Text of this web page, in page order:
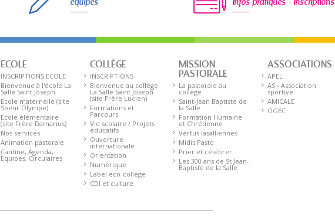
ECOLE
INSCRIPTIONS ECOLE
Bienvenue à l'école La
Salle Saint Joseph
Ecole maternelle (site
Soeur Olympe)
Ecole élémentaire
(site Frère Damarius)
Nos services
Animation pastorale
Cantine, Agenda,
Equipes, Circulaires
COLLÈGE
INSCRIPTIONS
Bienvenue au collège
La Salle Saint Joseph
(site Frère Lucien)
Formations et
Parcours
Vie scolaire / Projets
éducatifs
Ouverture
internationale
Orientation
Numérique
Label éco-collège
CDI et culture
MISSION
PASTORALE
La pastorale au
collège
Saint-Jean Baptiste de
la Salle
Formation Humaine
et Chrétienne
Vertus lasalliennes
Midis Pasto
Prier et célébrer
Les 300 ans de St Jean-
Baptiste de la Salle
ASSOCIATIONS
APEL
AS - Association
sportive
AMICALE
OGEC